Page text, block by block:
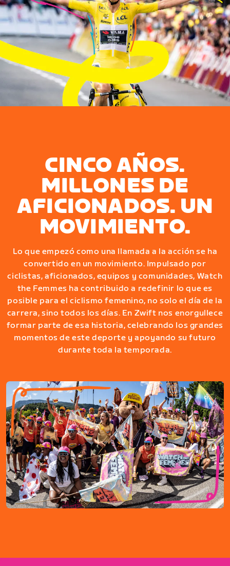
CINCO AÑOS.
MILLONES DE
AFICIONADOS. UN
MOVIMIENTO.
Lo que empezó como una llamada a la acción se ha
convertido en un movimiento. Impulsado por
ciclistas, aficionados, equipos y comunidades, Watch
the Femmes ha contribuido a redefinir lo que es
posible para el ciclismo femenino, no solo el día de la
carrera, sino todos los días. En Zwift nos enorgullece
formar parte de esa historia, celebrando los grandes
momentos de este deporte y apoyando su futuro
durante toda la temporada.